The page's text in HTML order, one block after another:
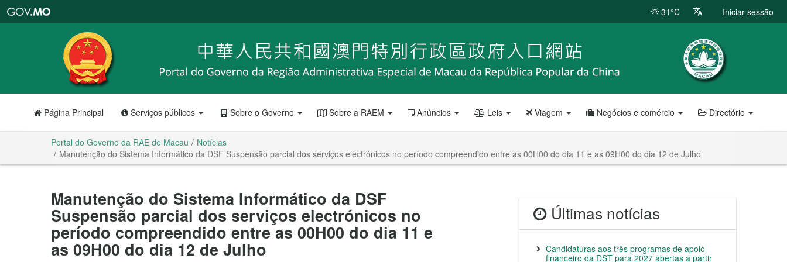
RAE
de
Macau
31°C Iniciar sessão
Página Principal Serviços públicos Sobre o Governo Sobre a RAEM Anúncios Leis Viagem Negócios e comércio Directório
Portal do Governo da RAE de Macau
Notícias
Manutenção do Sistema Informático da DSF Suspensão parcial dos serviços electrónicos no período compreendido entre as 00H00 do dia 11 e as 09H00 do dia 12 de Julho
Manutenção do Sistema Informático da DSF
Suspensão parcial dos serviços electrónicos no
período compreendido entre as 00H00 do dia 11 e
as 09H00 do dia 12 de Julho
Últimas notícias
Candidaturas aos três programas de apoio
financeiro da DST para 2027 abertas a partir